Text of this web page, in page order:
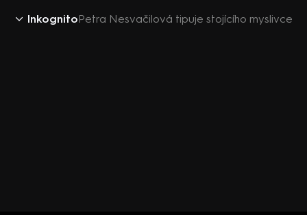
InkognitoPetra Nesvačilová tipuje stojícího myslivce